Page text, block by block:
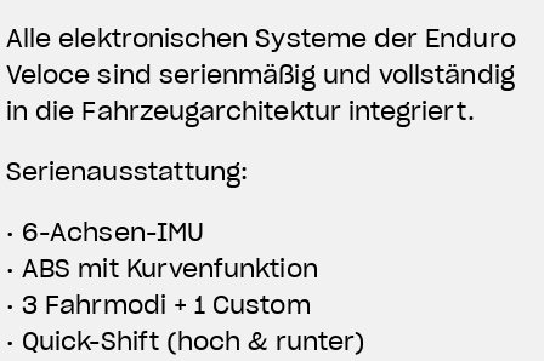
View now →
BEKLEIDUNG
Zeigen Sie, was Sie fahren
Alle elektronischen Systeme der Enduro
Veloce sind serienmäßig und vollständig
in die Fahrzeugarchitektur integriert.
Serienausstattung:
• 6-Achsen-IMU
• ABS mit Kurvenfunktion
• 3 Fahrmodi + 1 Custom
• Quick-Shift (hoch & runter)